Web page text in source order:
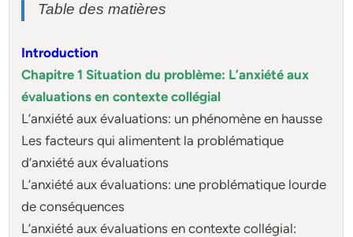
Table des matières
Introduction
Chapitre 1 Situation du problème: L’anxiété aux
évaluations en contexte collégial
L’anxiété aux évaluations: un phénomène en hausse
Les facteurs qui alimentent la problématique
d’anxiété aux évaluations
L’anxiété aux évaluations: une problématique lourde
de conséquences
L’anxiété aux évaluations en contexte collégial: